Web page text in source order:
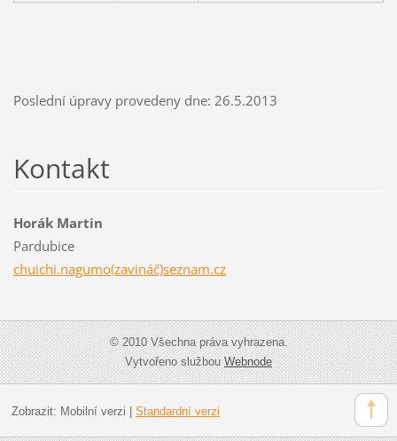
Poslední úpravy provedeny dne: 26.5.2013
Kontakt
Horák Martin
Pardubice
chuichi.nagumo(zavináč)seznam.cz
© 2010 Všechna práva vyhrazena.
Vytvořeno službouWebnode
Zobrazit: Mobilní verzi | Standardní verzi